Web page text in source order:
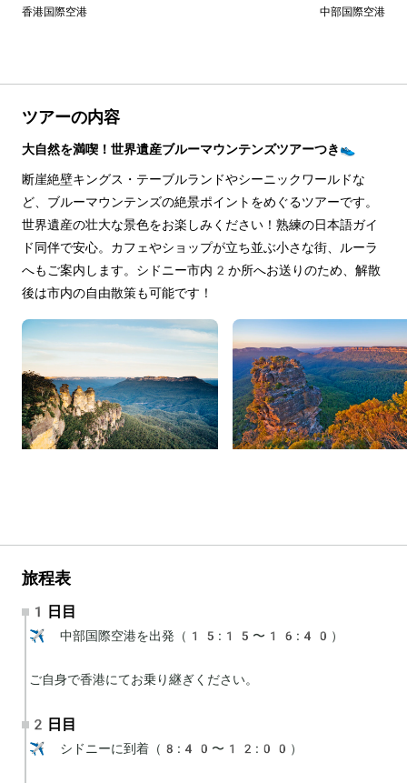
香港国際空港 中部国際空港
ツアーの内容
大自然を満喫！世界遺産ブルーマウンテンズツアーつき👟
断崖絶壁キングス・テーブルランドやシーニックワールドな
ど、ブルーマウンテンズの絶景ポイントをめぐるツアーです。
世界遺産の壮大な景色をお楽しみください！熟練の日本語ガイ
ド同伴で安心。カフェやショップが立ち並ぶ小さな街、ルーラ
へもご案内します。シドニー市内2か所へお送りのため、解散
後は市内の自由散策も可能です！
旅程表
1日目
✈️ 中部国際空港を出発（15:15〜16:40）
ご自身で香港にてお乗り継ぎください。
2日目
✈️ シドニーに到着（8:40〜12:00）